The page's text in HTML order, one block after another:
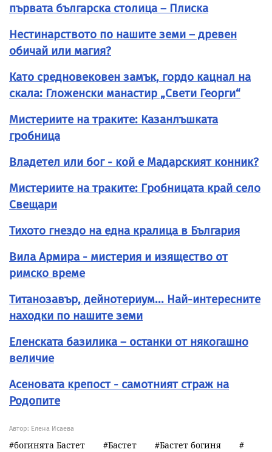
първата българска столица – Плиска
Нестинарството по нашите земи – древен
обичай или магия?
Като средновековен замък, гордо кацнал на
скала: Гложенски манастир „Свети Георги“
Мистериите на траките: Казанлъшката
гробница
Владетел или бог - кой е Мадарският конник?
Мистериите на траките: Гробницата край село
Свещари
Тихото гнездо на една кралица в България
Вила Армира - мистерия и изящество от
римско време
Титанозавър, дейнотериум... Най-интересните
находки по нашите земи
Еленската базилика – останки от някогашно
величие
Асеновата крепост - самотният страж на
Родопите
Автор: Елена Исаева
богинята Бастет Бастет
Бастет богиня